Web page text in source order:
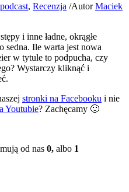
podcast, Recenzja /AutorMaciek
i inne ładne, okrągłe
sedna. Ile warta jest nowa
w tytule to podpucha, czy
Wystarczy kliknąć i
stronki na Facebooku i nie
Youtubie? Zachęcamy 🙂
od nas 0, albo 1